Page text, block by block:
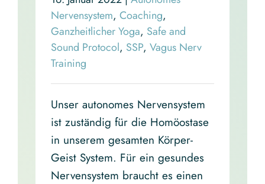
Nervensystem, Coaching,
Ganzheitlicher Yoga, Safe and
Sound Protocol, SSP, Vagus Nerv
Training
Unser autonomes Nervensystem
ist zuständig für die Homöostase
in unserem gesamten Körper-
Geist System. Für ein gesundes
Nervensystem braucht es einen